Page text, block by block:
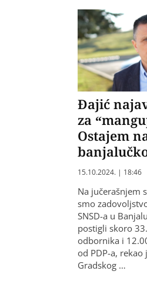
Đajić
za
Ostajem
15.10.2024. | 18:46
Na jučerašnjem
smo
SNSD-a u
postigli skoro
odbornika i
od PDP-a,
Gradskog …